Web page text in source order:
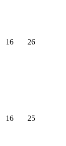
16 26
16 25